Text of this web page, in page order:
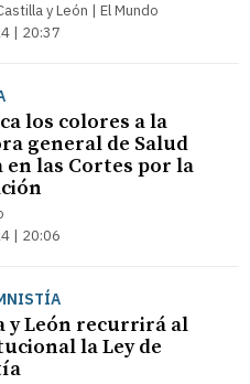
y León | El Mundo
| 20:37
los colores a la
general de Salud
en las Cortes por la
| 20:06
y León recurrirá al
la Ley de